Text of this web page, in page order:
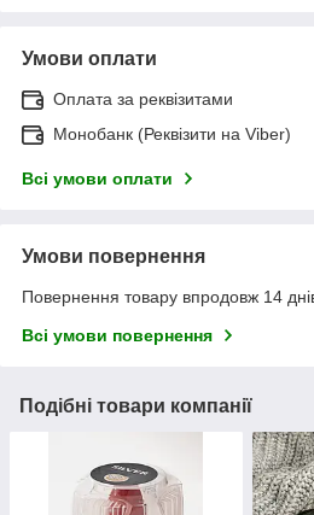
Умови оплати
Оплата за реквізитами
Монобанк (Реквізити на Viber)
Всі умови оплати
Умови повернення
Повернення товару впродовж 14
Всі умови повернення
Подібні товари компанії